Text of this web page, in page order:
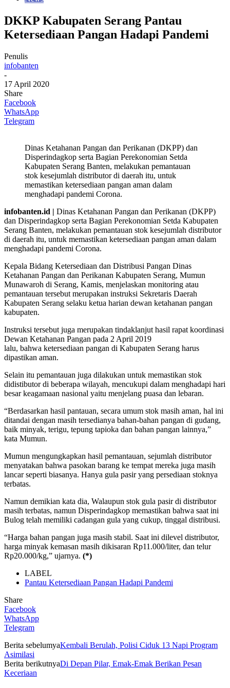
DKKP Kabupaten Serang Pantau
Ketersediaan Pangan Hadapi Pandemi
Penulis
infobanten
-
17 April 2020
Share
Facebook
WhatsApp
Telegram
Dinas Ketahanan Pangan dan Perikanan (DKPP) dan
Disperindagkop serta Bagian Perekonomian Setda
Kabupaten Serang Banten, melakukan pemantauan
stok kesejumlah distributor di daerah itu, untuk
memastikan ketersediaan pangan aman dalam
menghadapi pandemi Corona.
infobanten.id | Dinas Ketahanan Pangan dan Perikanan (DKPP)
dan Disperindagkop serta Bagian Perekonomian Setda Kabupaten
Serang Banten, melakukan pemantauan stok kesejumlah distributor
di daerah itu, untuk memastikan ketersediaan pangan aman dalam
menghadapi pandemi Corona.
Kepala Bidang Ketersediaan dan Distribusi Pangan Dinas
Ketahanan Pangan dan Perikanan Kabupaten Serang, Mumun
Munawaroh di Serang, Kamis, menjelaskan monitoring atau
pemantauan tersebut merupakan instruksi Sekretaris Daerah
Kabupaten Serang selaku ketua harian dewan ketahanan pangan
kabupaten.
Instruksi tersebut juga merupakan tindaklanjut hasil rapat koordinasi
Dewan Ketahanan Pangan pada 2 April 2019
lalu, bahwa ketersediaan pangan di Kabupaten Serang harus
dipastikan aman.
Selain itu pemantauan juga dilakukan untuk memastikan stok
didistibutor di beberapa wilayah, mencukupi dalam menghadapi hari
besar keagamaan nasional yaitu menjelang puasa dan lebaran.
“Berdasarkan hasil pantauan, secara umum stok masih aman, hal ini
ditandai dengan masih tersedianya bahan-bahan pangan di gudang,
baik minyak, terigu, tepung tapioka dan bahan pangan lainnya,”
kata Mumun.
Mumun mengungkapkan hasil pemantauan, sejumlah distributor
menyatakan bahwa pasokan barang ke tempat mereka juga masih
lancar seperti biasanya. Hanya gula pasir yang persediaan stoknya
terbatas.
Namun demikian kata dia, Walaupun stok gula pasir di distributor
masih terbatas, namun Disperindagkop memastikan bahwa saat ini
Bulog telah memiliki cadangan gula yang cukup, tinggal distribusi.
“Harga bahan pangan juga masih stabil. Saat ini dilevel distributor,
harga minyak kemasan masih dikisaran Rp11.000/liter, dan telur
Rp20.000/kg,” ujarnya. (*)
LABEL
Pantau Ketersediaan Pangan Hadapi Pandemi
Share
Facebook
WhatsApp
Telegram
Berita sebelumyaKembali Berulah, Polisi Ciduk 13 Napi Program
Asimilasi
Berita berikutnyaDi Depan Pilar, Emak-Emak Berikan Pesan
Keceriaan